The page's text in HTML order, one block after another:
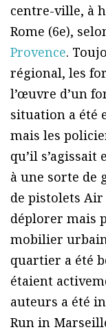
centre-ville, à
Rome (6e),
Provence.
régional, les
l’œuvre d’un
situation a été
mais les
qu’il
à une sorte de
de pistolets Air
déplorer mais
mobilier
quartier a été
étaient
auteurs a été
Run in